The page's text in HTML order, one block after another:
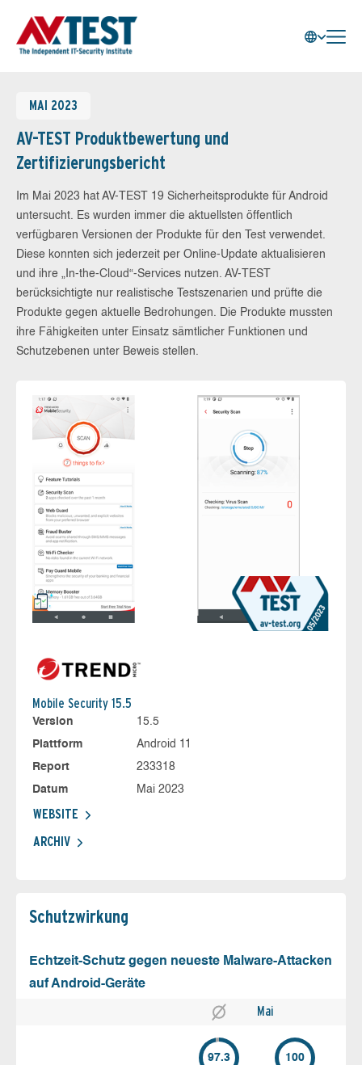
MAI 2023
AV-TEST Produktbewertung und
Zertifizierungsbericht
Im Mai 2023 hat AV-TEST 19 Sicherheitsprodukte für Android
untersucht. Es wurden immer die aktuellsten öffentlich
verfügbaren Versionen der Produkte für den Test verwendet.
Diese konnten sich jederzeit per Online-Update aktualisieren
und ihre „In-the-Cloud“-Services nutzen. AV-TEST
berücksichtigte nur realistische Testszenarien und prüfte die
Produkte gegen aktuelle Bedrohungen. Die Produkte mussten
ihre Fähigkeiten unter Einsatz sämtlicher Funktionen und
Schutzebenen unter Beweis stellen.
Mobile Security 15.5
Version
15.5
Plattform
Android 11
Report
233318
Datum
Mai 2023
WEBSITE
ARCHIV
Schutz­wirkung
Echtzeit-Schutz gegen neueste Malware-Attacken
auf Android-Geräte
Mai
97.3 100